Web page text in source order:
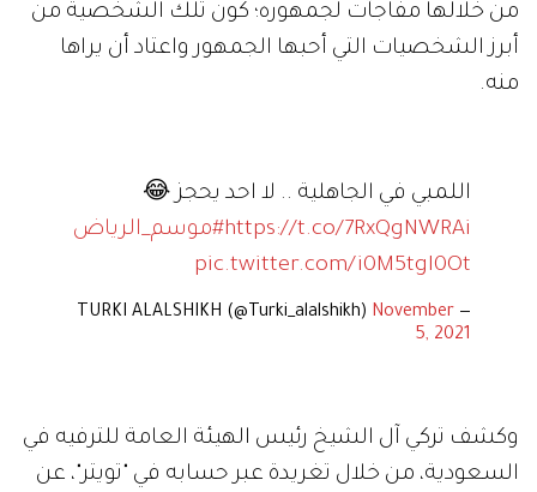
من خلالها مفاجآت لجمهوره؛ كون تلك الشخصية من
أبرز الشخصيات التي أحبها الجمهور واعتاد أن يراها
منه.
اللمبي في الجاهلية .. لا احد يحجز 😂
https://t.co/7RxQgNWRAi#موسم_الرياض
pic.twitter.com/i0M5tgI0Ot
— TURKI ALALSHIKH (@Turki_alalshikh)
November
5, 2021
وكشف تركي آل الشيخ رئيس الهيئة العامة للترفيه في
السعودية، من خلال تغريدة عبر حسابه في "تويتر"، عن